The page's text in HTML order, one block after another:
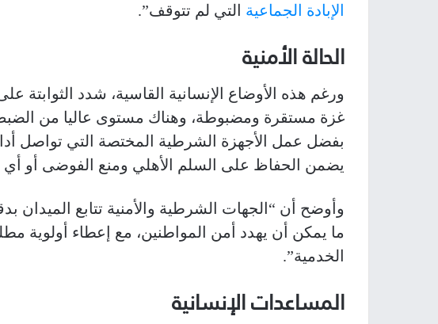
الإبادة الجماعية التي لم تتوقف”.
الحالة الأمنية
ورغم هذه الأوضاع الإنسانية القاسية، شدد الثوابتة
غزة مستقرة ومضبوطة، وهناك مستوى عاليا من
بفضل عمل الأجهزة الشرطية المختصة التي تواصل
يضمن الحفاظ على السلم الأهلي ومنع الفوضى أو
وأوضح أن “الجهات الشرطية والأمنية تتابع
ما يمكن أن يهدد أمن المواطنين، مع إعطاء أولوية
الخدمية”.
المساعدات الإنسانية